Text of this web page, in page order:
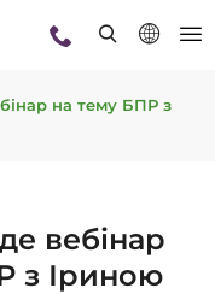
на тему БПР з
вебінар
з Іриною